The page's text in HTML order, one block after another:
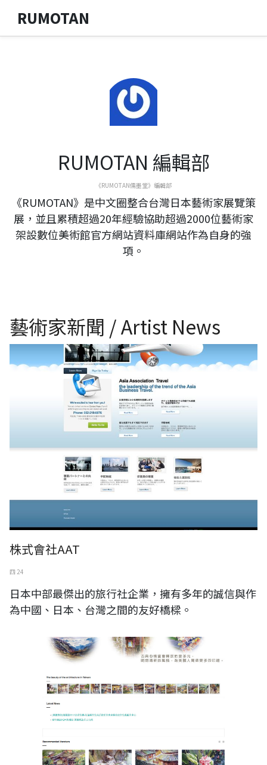
RUMOTAN
RUMOTAN 編輯部
《RUMOTAN儒墨堂》編輯部
《RUMOTAN》是中文圈整合台灣日本藝術家展覽策
展，並且累積超過20年經驗協助超過2000位藝術家
架設數位美術館官方網站資料庫網站作為自身的強
項。
藝術家新聞 / Artist News
株式會社AAT
四 24
日本中部最傑出的旅行社企業，擁有多年的誠信與作
為中國、日本、台灣之間的友好橋樑。